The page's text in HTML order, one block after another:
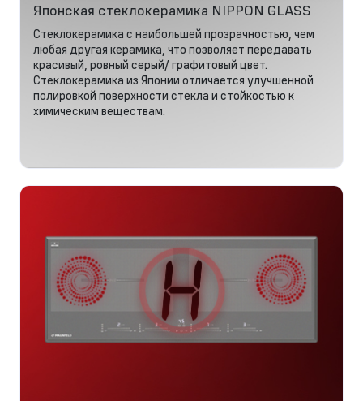
Японская стеклокерамика NIPPON GLASS
Стеклокерамика с наибольшей прозрачностью, чем
любая другая керамика, что позволяет передавать
красивый, ровный серый/ графитовый цвет.
Стеклокерамика из Японии отличается улучшенной
полировкой поверхности стекла и стойкостью к
химическим веществам.